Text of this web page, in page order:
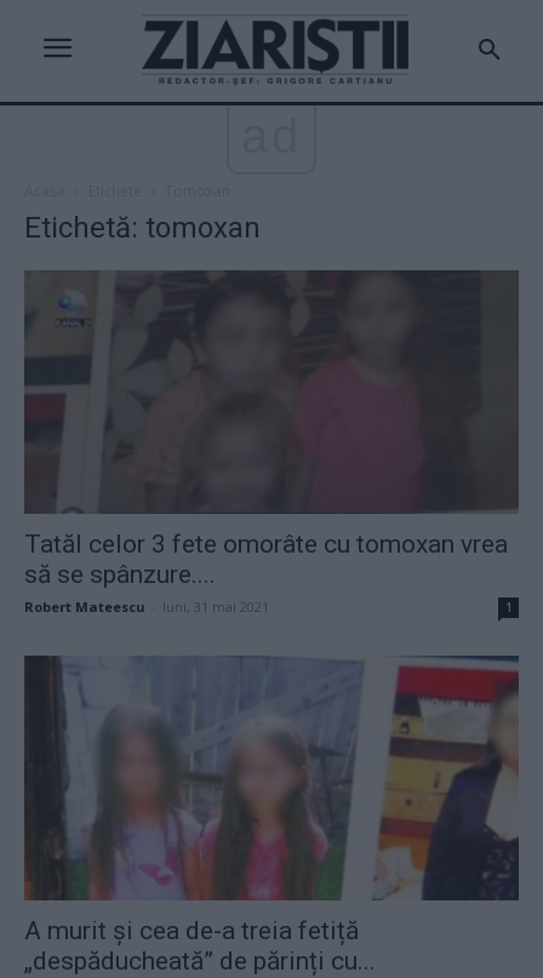
Etichetă: tomoxan
Tatăl celor 3 fete omorâte cu tomoxan vrea
să se spânzure....
Robert Mateescu luni, 31 mai 2021 1
A murit și cea de-a treia fetiță
„despăducheată” de părinți cu...